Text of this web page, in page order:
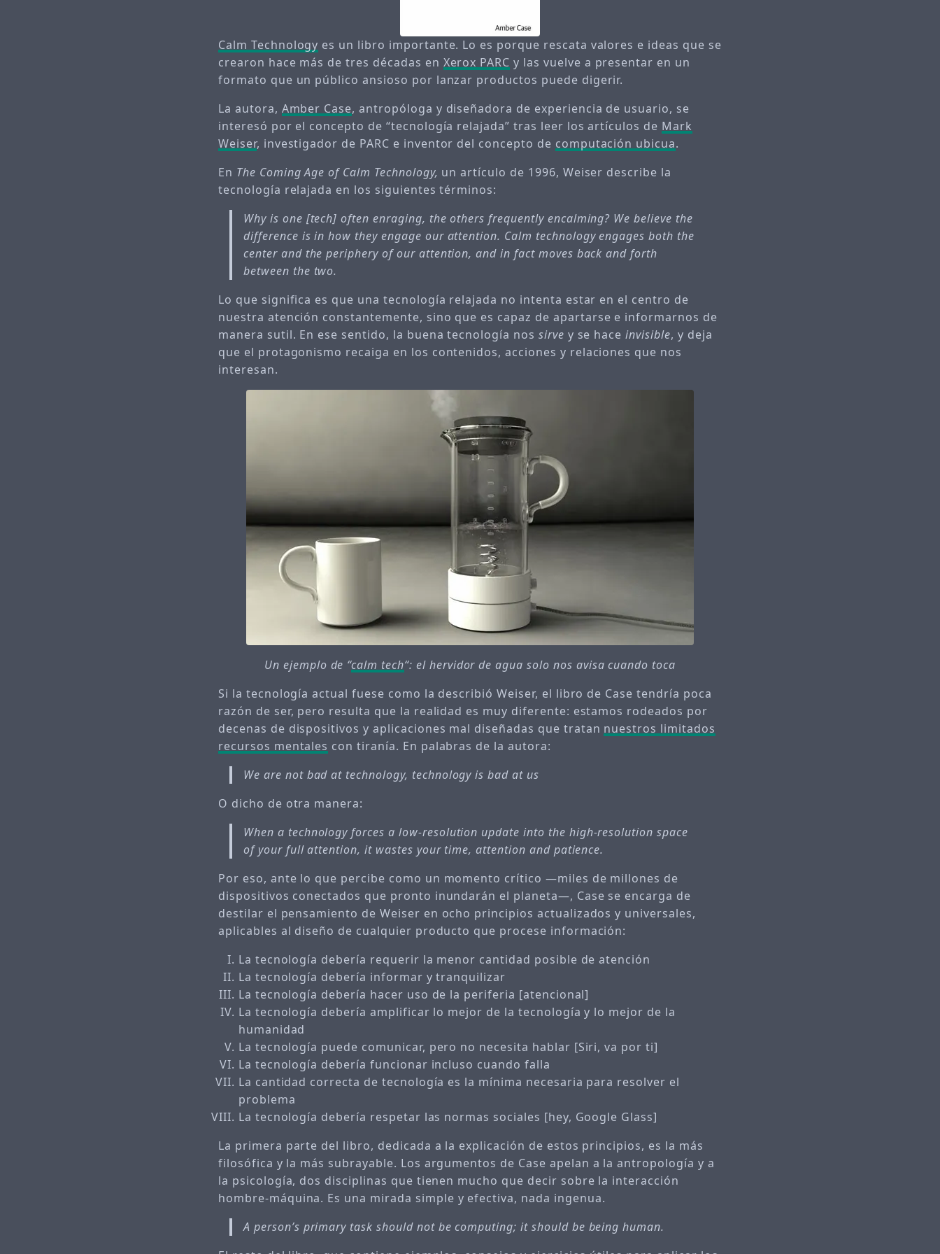
Calm Technology es un libro importante. Lo es porque rescata valores e ideas que se
crearon hace más de tres décadas en Xerox PARC y las vuelve a presentar en un
formato que un público ansioso por lanzar productos puede digerir.
La autora, Amber Case, antropóloga y diseñadora de experiencia de usuario, se
interesó por el concepto de “tecnología relajada” tras leer los artículos de Mark
Weiser, investigador de PARC e inventor del concepto de computación ubicua.
En The Coming Age of Calm Technology, un artículo de 1996, Weiser describe la
tecnología relajada en los siguientes términos:
Why is one [tech] often enraging, the others frequently encalming? We believe the
difference is in how they engage our attention. Calm technology engages both the
centerand theperiphery of our attention, and in fact moves back and forth
between the two.
Lo que significa es que una tecnología relajada no intenta estar en el centro de
nuestra atención constantemente, sino que es capaz de apartarse e informarnos de
manera sutil. En ese sentido, la buena tecnología nos sirve y se haceinvisible, y deja
que el protagonismo recaiga en los contenidos, acciones y relaciones que nos
interesan.
Un ejemplo de “calm tech“: el hervidor de agua solo nos avisa cuando toca
Si la tecnología actual fuese como la describió Weiser, el libro de Case tendría poca
razón de ser, pero resulta que la realidad es muy diferente: estamos rodeados por
decenas de dispositivos y aplicaciones mal diseñadas que tratan nuestros limitados
recursos mentales con tiranía. En palabras de la autora:
We are not bad at technology, technology is bad at us
O dicho de otra manera:
When a technology forces a low-resolution update into the high-resolution space
of your full attention, it wastes your time, attention and patience.
Por eso, ante lo que percibe como un momento crítico —miles de millones de
dispositivos conectados que pronto inundarán el planeta—, Case se encarga de
destilar el pensamiento de Weiser en ocho principios actualizados y universales,
aplicables al diseño de cualquier producto que procese información:
La tecnología debería requerir la menor cantidad posible de atención
La tecnología debería informar y tranquilizar
La tecnología debería hacer uso de la periferia [atencional]
La tecnología debería amplificar lo mejor de la tecnología y lo mejor de la
humanidad
La tecnología puede comunicar, pero no necesita hablar [Siri, va por ti]
La tecnología debería funcionar incluso cuando falla
La cantidad correcta de tecnología es la mínima necesaria para resolver el
problema
La tecnología debería respetar las normas sociales [hey, Google Glass]
La primera parte del libro, dedicada a la explicación de estos principios, es la más
filosófica y la más subrayable. Los argumentos de Case apelan a la antropología y a
la psicología, dos disciplinas que tienen mucho que decir sobre la interacción
hombre-máquina. Es una mirada simple y efectiva, nada ingenua.
A person’s primary task should not be computing; it should be being human.